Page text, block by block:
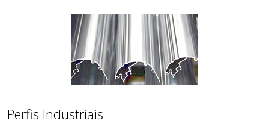
Perfis Industriais